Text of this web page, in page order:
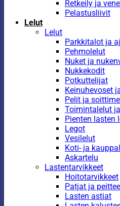
Retkeily ja
Pelastusliivit
Lelut
Lelut
Parkkitalot ja
Pehmolelut
Nuket ja
Nukkekodit
Potkuttelijat
Keinuhevoset
Pelit ja
Toimintalelut
Pienten lasten
Legot
Vesilelut
Koti- ja
Askartelu
Lastentarvikkeet
Hoitotarvikkeet
Patjat ja
Lasten astiat